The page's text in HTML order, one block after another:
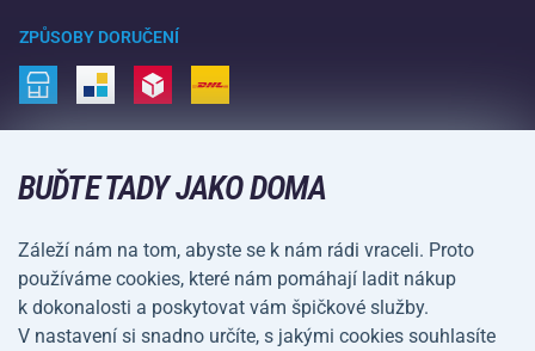
Volný čas a zábava
Kemping a turistika
Bojové sporty
Kola a koloběžky
Vodní sporty
Sportovní oblečení a doplňky
Vrácení a reklamace
Doprava a platba
ZPŮSOBY DORUČENÍ
BUĎTE TADY JAKO DOMA
Záleží nám na tom, abyste se k nám rádi vraceli. Proto
používáme cookies, které nám pomáhají ladit nákup
k dokonalosti a poskytovat vám špičkové služby.
V nastavení si snadno určíte, s jakými cookies souhlasíte